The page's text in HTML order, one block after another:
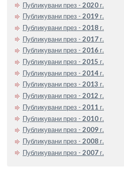
Публикувани през - 2020 г.
Публикувани през - 2019 г.
Публикувани през - 2018 г.
Публикувани през - 2017 г.
Публикувани през - 2016 г.
Публикувани през - 2015 г.
Публикувани през - 2014 г.
Публикувани през - 2013 г.
Публикувани през - 2012 г.
Публикувани през - 2011 г.
Публикувани през - 2010 г.
Публикувани през - 2009 г.
Публикувани през - 2008 г.
Публикувани през - 2007 г.